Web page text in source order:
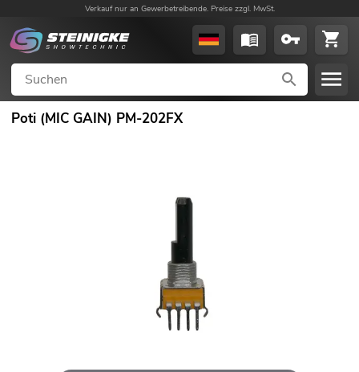
Verkauf nur an Gewerbetreibende. Preise zzgl. MwSt.
Poti (MIC GAIN) PM-202FX